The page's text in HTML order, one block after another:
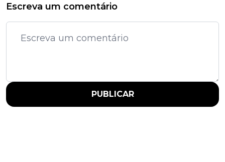
Escreva um comentário
PUBLICAR